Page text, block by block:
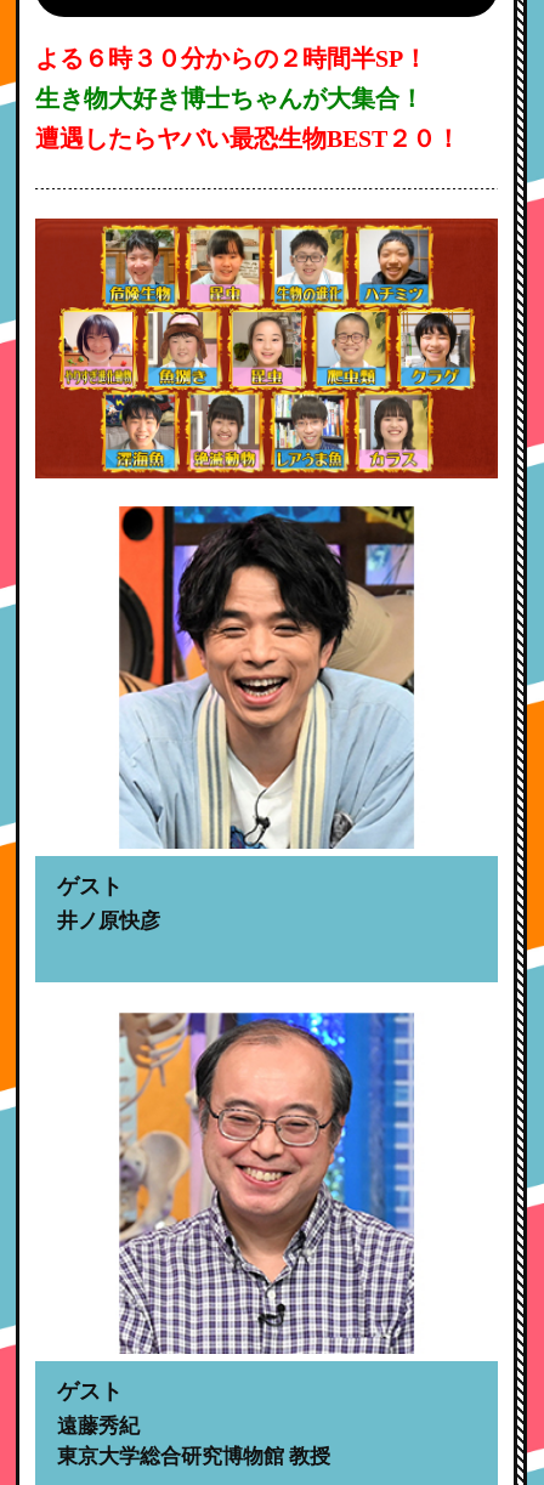
よる６時３０分からの２時間半SP！
生き物大好き博士ちゃんが大集合！
遭遇したらヤバい最恐生物BEST２０！
ゲスト
井ノ原快彦
ゲスト
遠藤秀紀
東京大学総合研究博物館 教授